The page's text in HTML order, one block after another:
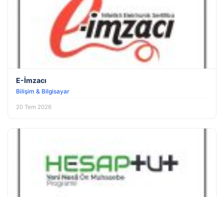
E-İmzacı
Bilişim & Bilgisayar
20 Tem 2026